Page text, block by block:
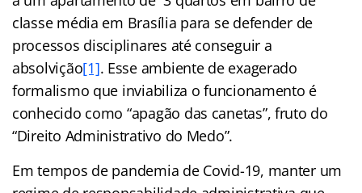
classe média em Brasília para se defender de
processos disciplinares até conseguir a
absolvição[1]. Esse ambiente de exagerado
formalismo que inviabiliza o funcionamento é
conhecido como “apagão das canetas”, fruto do
“Direito Administrativo do Medo”.
Em tempos de pandemia de Covid-19, manter um